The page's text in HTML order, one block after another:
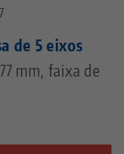
de 5 eixos
mm, faixa de